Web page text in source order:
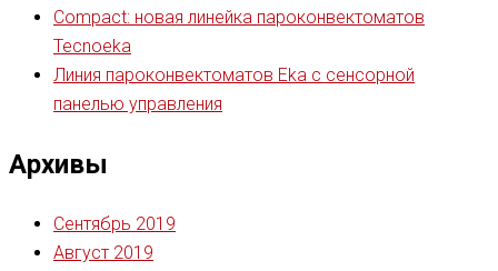
Compact: новая линейка пароконвектоматов
Tecnoeka
Линия пароконвектоматов Eka с сенсорной
панелью управления
Архивы
Сентябрь 2019
Август 2019